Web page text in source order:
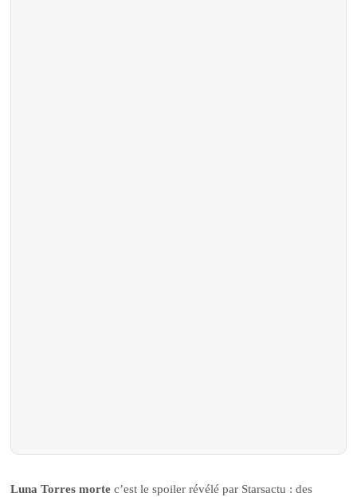
Luna Torres mortec’est le spoiler révélé par Starsactu : des